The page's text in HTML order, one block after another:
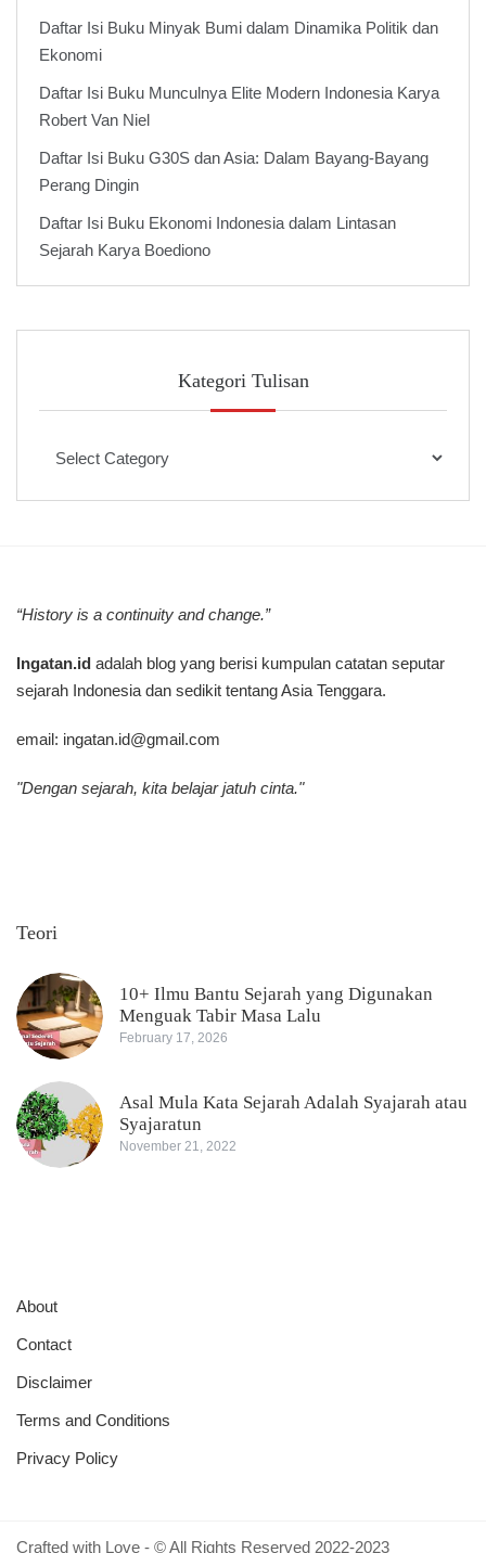
Daftar Isi Buku Minyak Bumi dalam Dinamika Politik dan
Ekonomi
Daftar Isi Buku Munculnya Elite Modern Indonesia Karya
Robert Van Niel
Daftar Isi Buku G30S dan Asia: Dalam Bayang-Bayang
Perang Dingin
Daftar Isi Buku Ekonomi Indonesia dalam Lintasan
Sejarah Karya Boediono
Kategori Tulisan
“History is a continuity and change.”
Ingatan.id adalah blog yang berisi kumpulan catatan seputar
sejarah Indonesia dan sedikit tentang Asia Tenggara.
email: ingatan.id@gmail.com
"Dengan sejarah, kita belajar jatuh cinta."
Teori
10+ Ilmu Bantu Sejarah yang Digunakan
Menguak Tabir Masa Lalu
February 17, 2026
Asal Mula Kata Sejarah Adalah Syajarah atau
Syajaratun
November 21, 2022
About
Contact
Disclaimer
Terms and Conditions
Privacy Policy
Crafted with Love - © All Rights Reserved 2022-2023